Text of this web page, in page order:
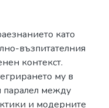
като
възпитателния
контекст.
му в
паралел между
и модерните